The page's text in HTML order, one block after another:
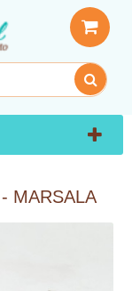
MARSALA